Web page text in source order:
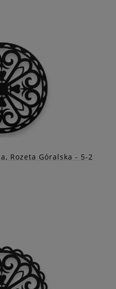
niepowtarzalnego
DO KOSZYKA
WIĘCEJ
Rozeta Góralska - 5-2
dekor ścienny inspirowany
DO KOSZYKA